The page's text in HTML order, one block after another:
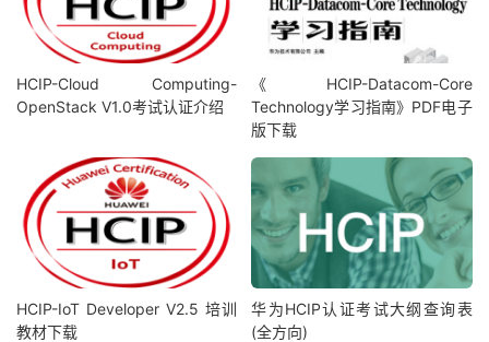
HCIP-Cloud Computing-
OpenStack V1.0考试认证介绍
《 HCIP-Datacom-Core
Technology学习指南》PDF电子
版下载
HCIP-IoT Developer V2.5 培训
教材下载
华为HCIP认证考试大纲查询表
(全方向)